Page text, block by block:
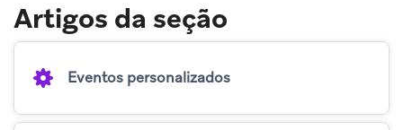
Artigos da seção
Eventos personalizados